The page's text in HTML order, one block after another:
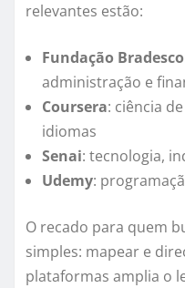
relevantes estão:
Fundação Bradesco
administração e
Coursera: ciência
idiomas
Senai: tecnologia,
Udemy:
O recado para quem
simples: mapear e
plataformas amplia o